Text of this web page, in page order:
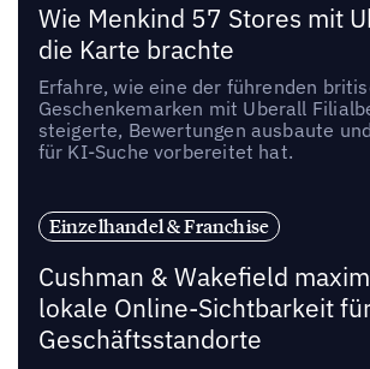
Wie Menkind 57 Stores mit
die Karte brachte
Erfahre, wie eine der führenden
Geschenkemarken mit Uberall
steigerte, Bewertungen ausbaute
für KI-Suche vorbereitet hat.
Einzelhandel & Franchise
Cushman & Wakefield
lokale Online-Sichtbarkeit
Geschäftsstandorte